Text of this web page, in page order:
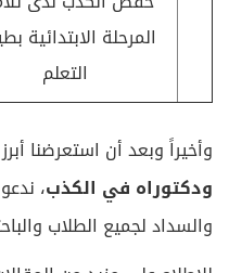
المرحلة الابتدائية
التعلم
وأخيراً وبعد أن استعرضنا أبرز
ودكتوراه في الكذب،
والسداد لجميع الطلاب